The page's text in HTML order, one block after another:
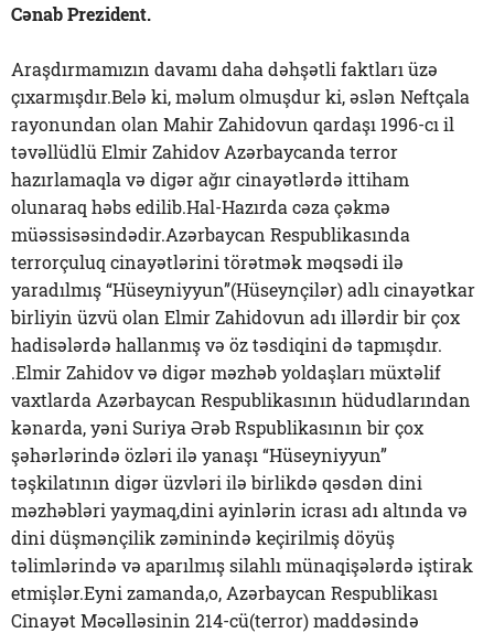
Cənab Prezident.
Araşdırmamızın davamı daha dəhşətli faktları üzə
çıxarmışdır.Belə ki, məlum olmuşdur ki, əslən Neftçala
rayonundan olan Mahir Zahidovun qardaşı 1996-cı il
təvəllüdlü Elmir Zahidov Azərbaycanda terror
hazırlamaqla və digər ağır cinayətlərdə ittiham
olunaraq həbs edilib.Hal-Hazırda cəza çəkmə
müəssisəsindədir.Azərbaycan Respublikasında
terrorçuluq cinayətlərini törətmək məqsədi ilə
yaradılmış “Hüseyniyyun”(Hüseynçilər) adlı cinayətkar
birliyin üzvü olan Elmir Zahidovun adı illərdir bir çox
hadisələrdə hallanmış və öz təsdiqini də tapmışdır.
.Elmir Zahidov və digər məzhəb yoldaşları müxtəlif
vaxtlarda Azərbaycan Respublikasının hüdudlarından
kənarda, yəni Suriya Ərəb Rspublikasının bir çox
şəhərlərində özləri ilə yanaşı “Hüseyniyyun”
təşkilatının digər üzvləri ilə birlikdə qəsdən dini
məzhəbləri yaymaq,dini ayinlərin icrası adı altında və
dini düşmənçilik zəminində keçirilmiş döyüş
təlimlərində və aparılmış silahlı münaqişələrdə iştirak
etmişlər.Eyni zamanda,o, Azərbaycan Respublikası
Cinayət Məcəlləsinin 214-cü(terror) maddəsində